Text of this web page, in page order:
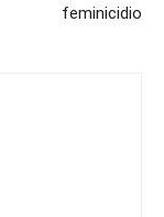
feminicidio